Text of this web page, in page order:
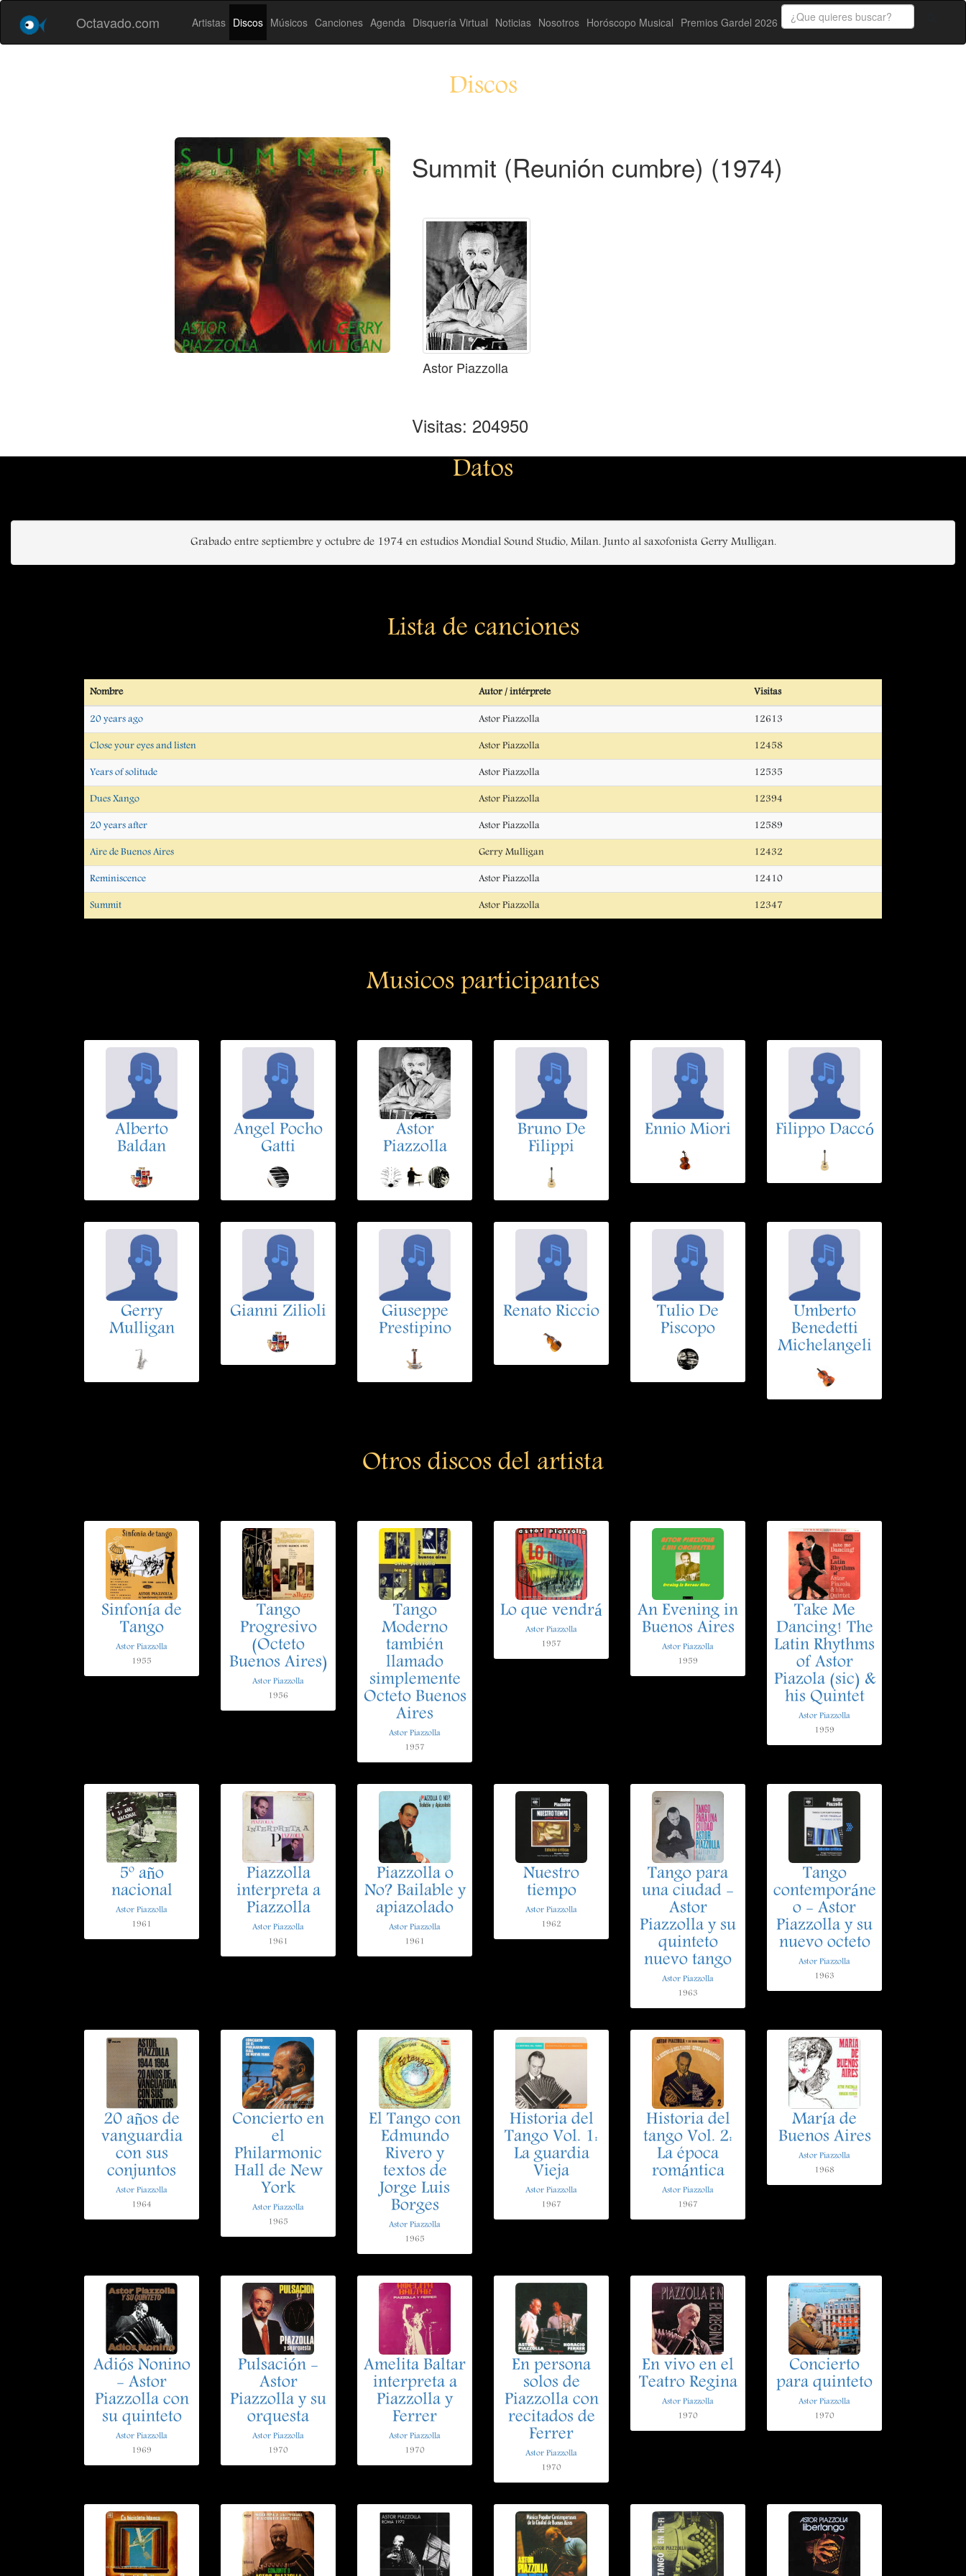
Octavado.com Artistas Discos Músicos Canciones Agenda Disquería Virtual Noticias Nosotros Horóscopo Musical Premios Gardel 2026
Discos
Summit (Reunión cumbre) (1974)
Astor Piazzolla
Visitas: 204950
Datos
Grabado entre septiembre y octubre de 1974 en estudios Mondial Sound Studio, Milan. Junto al saxofonista Gerry Mulligan.
Lista de canciones
Nombre Autor / intérprete Visitas
20 years ago Astor Piazzolla 12613
Close your eyes and listen Astor Piazzolla 12458
Years of solitude Astor Piazzolla 12535
Dues Xango Astor Piazzolla 12394
20 years after Astor Piazzolla 12589
Aire de Buenos Aires Gerry Mulligan 12432
Reminiscence Astor Piazzolla 12410
Summit Astor Piazzolla 12347
Musicos participantes
Alberto
Baldan
Angel Pocho
Gatti
Astor
Piazzolla
Bruno De
Filippi
Ennio Miori Filippo Daccó
Gerry
Mulligan
Gianni Zilioli
Giuseppe
Prestipino
Renato Riccio
Tulio De
Piscopo
Umberto
Benedetti
Michelangeli
Otros discos del artista
Sinfonía de
Tango
Astor Piazzolla
1955
Tango
Progresivo
(Octeto
Buenos Aires)
Astor Piazzolla
1956
Tango
Moderno
también
llamado
simplemente
Octeto Buenos
Aires
Astor Piazzolla
1957
Lo que vendrá
Astor Piazzolla
1957
An Evening in
Buenos Aires
Astor Piazzolla
1959
Take Me
Dancing! The
Latin Rhythms
of Astor
Piazola (sic) &
his Quintet
Astor Piazzolla
1959
5º año
nacional
Astor Piazzolla
1961
Piazzolla
interpreta a
Piazzolla
Astor Piazzolla
1961
Piazzolla o
No? Bailable y
apiazolado
Astor Piazzolla
1961
Nuestro
tiempo
Astor Piazzolla
1962
Tango para
una ciudad -
Astor
Piazzolla y su
quinteto
nuevo tango
Astor Piazzolla
1963
Tango
contemporáne
o - Astor
Piazzolla y su
nuevo octeto
Astor Piazzolla
1963
20 años de
vanguardia
con sus
conjuntos
Astor Piazzolla
1964
Concierto en
el
Philarmonic
Hall de New
York
Astor Piazzolla
1965
El Tango con
Edmundo
Rivero y
textos de
Jorge Luis
Borges
Astor Piazzolla
1965
Historia del
Tango Vol. 1:
La guardia
Vieja
Astor Piazzolla
1967
Historia del
tango Vol. 2:
La época
romántica
Astor Piazzolla
1967
María de
Buenos Aires
Astor Piazzolla
1968
Adiós Nonino
- Astor
Piazzolla con
su quinteto
Astor Piazzolla
1969
Pulsación -
Astor
Piazzolla y su
orquesta
Astor Piazzolla
1970
Amelita Baltar
interpreta a
Piazzolla y
Ferrer
Astor Piazzolla
1970
En persona
solos de
Piazzolla con
recitados de
Ferrer
Astor Piazzolla
1970
En vivo en el
Teatro Regina
Astor Piazzolla
1970
Concierto
para quinteto
Astor Piazzolla
1970